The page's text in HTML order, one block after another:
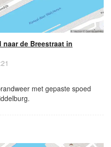
de Breestraat in
met gepaste spoed